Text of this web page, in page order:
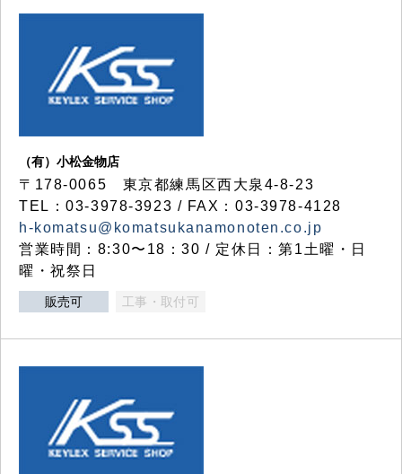
（有）小松金物店
〒178-0065 東京都練馬区西大泉4-8-23
TEL：03-3978-3923 / FAX：03-3978-4128
h-komatsu@komatsukanamonoten.co.jp
営業時間：8:30〜18：30 / 定休日：第1土曜・日
曜・祝祭日
販売可 工事・取付可